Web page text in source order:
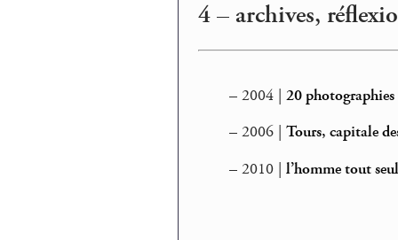
4 – archives,
– 2004 | 20
– 2006 | Tours, capitale
– 2010 | l’homme tout